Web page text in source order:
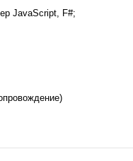
JavaScript, F#;